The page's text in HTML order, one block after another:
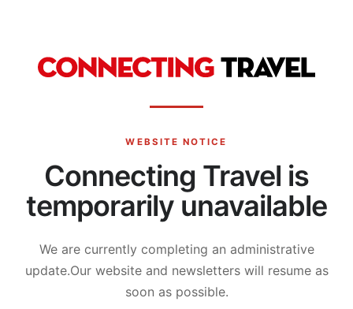
WEBSITE NOTICE
Connecting Travel is
temporarily unavailable
We are currently completing an administrative
update.Our website and newsletters will resume as
soon as possible.